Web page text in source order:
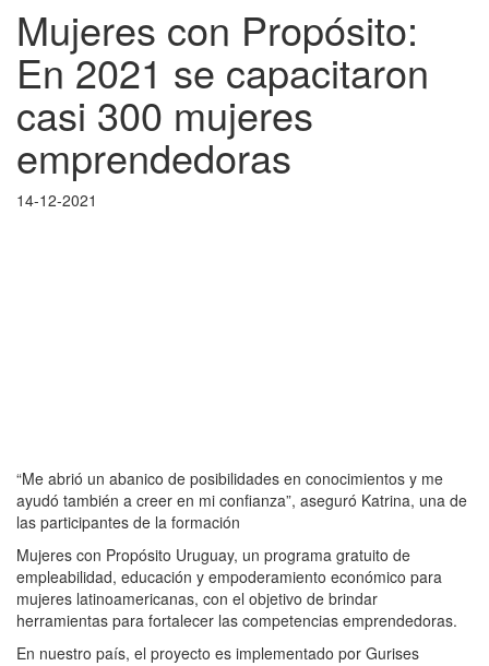
Mujeres con Propósito:
En 2021 se capacitaron
casi 300 mujeres
emprendedoras
14-12-2021
“Me abrió un abanico de posibilidades en conocimientos y me
ayudó también a creer en mi confianza”, aseguró Katrina, una de
las participantes de la formación
Mujeres con Propósito Uruguay, un programa gratuito de
empleabilidad, educación y empoderamiento económico para
mujeres latinoamericanas, con el objetivo de brindar
herramientas para fortalecer las competencias emprendedoras.
En nuestro país, el proyecto es implementado por Gurises